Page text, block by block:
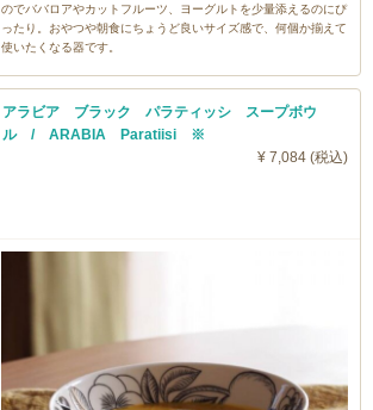
のでババロアやカットフルーツ、ヨーグルトを少量添えるのにぴ
ったり。おやつや朝食にちょうど良いサイズ感で、何個か揃えて
使いたくなる器です。
アラビア ブラック パラティッシ スープボウ
ル / ARABIA Paratiisi ※
¥ 7,084 (税込)